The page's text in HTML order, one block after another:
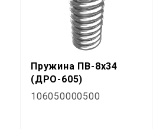
Пружина ПВ-8х34
(ДРО-605)
106050000500